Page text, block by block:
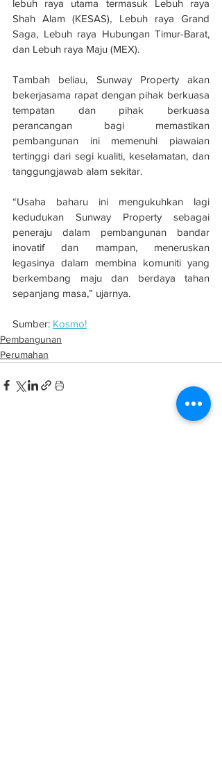
lebuh raya utama termasuk Lebuh raya
Shah Alam (KESAS), Lebuh raya Grand
Saga, Lebuh raya Hubungan Timur-Barat,
dan Lebuh raya Maju (MEX).
Tambah beliau, Sunway Property akan
bekerjasama rapat dengan pihak berkuasa
tempatan dan pihak berkuasa
perancangan bagi memastikan
pembangunan ini memenuhi piawaian
tertinggi dari segi kualiti, keselamatan, dan
tanggungjawab alam sekitar.
“Usaha baharu ini mengukuhkan lagi
kedudukan Sunway Property sebagai
peneraju dalam pembangunan bandar
inovatif dan mampan, meneruskan
legasinya dalam membina komuniti yang
berkembang maju dan berdaya tahan
sepanjang masa,” ujarnya.
Sumber: Kosmo!
Pembangunan
Perumahan